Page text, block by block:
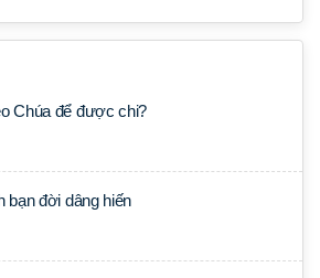
Chúa để được chi?
bạn đời dâng hiến